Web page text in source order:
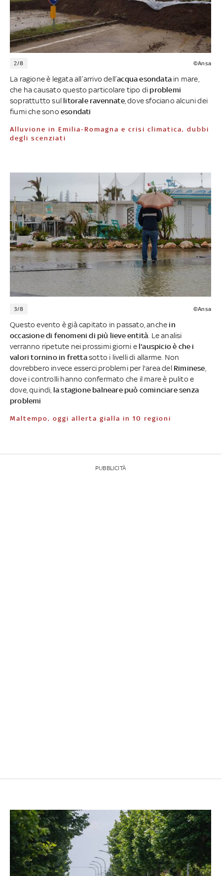
2/8 ©Ansa
La ragione è legata all’arrivo dell’acqua esondata in mare,
che ha causato questo particolare tipo di problemi
soprattutto sul litorale ravennate, dove sfociano alcuni dei
fiumi che sono esondati
Alluvione in Emilia-Romagna e crisi climatica, dubbi
degli scenziati
3/8 ©Ansa
Questo evento è già capitato in passato, anche in
occasione di fenomeni di più lieve entità . Le analisi
verranno ripetute nei prossimi giorni el'auspicio è che i
valori tornino in frettasotto i livelli di allarme. Non
dovrebbero invece esserci problemi per l'area del Riminese
dove i controlli hanno confermato che il mare è pulito e
dove, quindi, la stagione balneare può cominciare senza
problemi
Maltempo, oggi allerta gialla in 10 regioni
PUBBLICITÀ